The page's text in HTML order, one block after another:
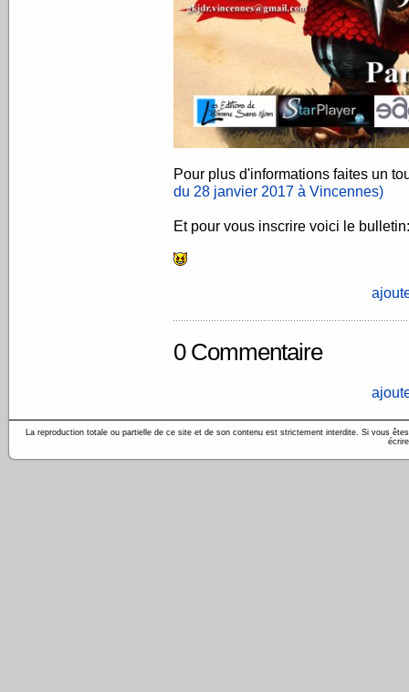
Pour plus d'informations faites un
du 28 janvier 2017 à Vincennes)
Et pour vous inscrire voici le
0 Commentaire
La reproduction totale ou partielle de ce site et de son contenu est strictement interdite. Si vous